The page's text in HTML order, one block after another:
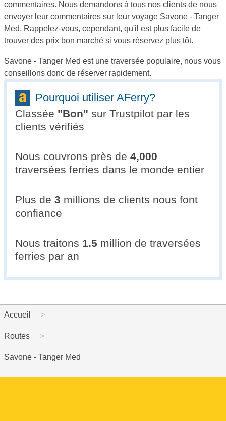
commentaires. Nous demandons à tous nos clients de nous
envoyer leur commentaires sur leur voyage Savone - Tanger
Med. Rappelez-vous, cependant, qu'il est plus facile de
trouver des prix bon marché si vous réservez plus tôt.
Savone - Tanger Med est une traversée populaire, nous vous
conseillons donc de réserver rapidement.
Pourquoi utiliser AFerry?
Classée "Bon" sur Trustpilot par les
clients vérifiés
Nous couvrons près de 4,000
traversées ferries dans le monde entier
Plus de 3 millions de clients nous font
confiance
Nous traitons 1.5 million de traversées
ferries par an
Accueil
Routes
Savone - Tanger Med